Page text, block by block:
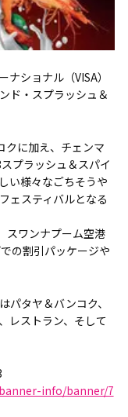
ショナル（VISA）
ド・スプラッシュ＆
クに加え、チェンマ
プラッシュ＆スパイ
い様々なごちそうや
ェスティバルとなる
スワンナプーム空港
の割引パッケージや
パタヤ＆バンコク、
レストラン、そして
info/banner/7